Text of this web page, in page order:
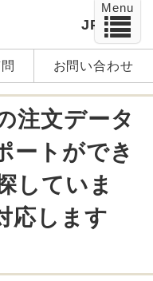
JP EN
お問い合わせ
注文データ
ートができ
していま
応します
Menu